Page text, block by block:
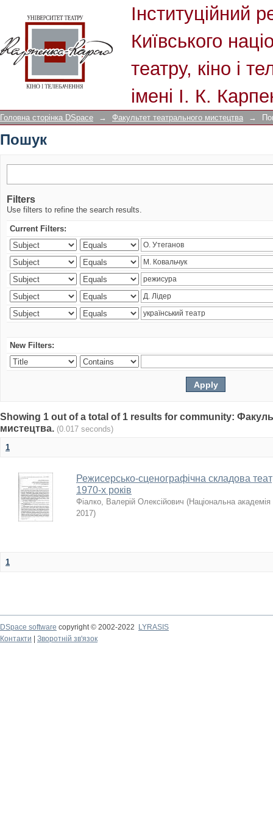
Інституційний
Київського
театру, кіно і
імені І. К.
Головна сторінка DSpace → Факультет театрального мистецтва →
Пошук
Filters
Use filters to refine the search results.
Current Filters:
New Filters:
Showing 1 out of a total of 1 results for community:
мистецтва. (0.017 seconds)
1
Режисерсько-сценографічна складова
1970-х років
Фіалко, Валерій Олексійович (Національна академія
2017)
1
DSpace software copyright © 2002-2022
LYRASIS
Контакти
Зворотній зв'язок